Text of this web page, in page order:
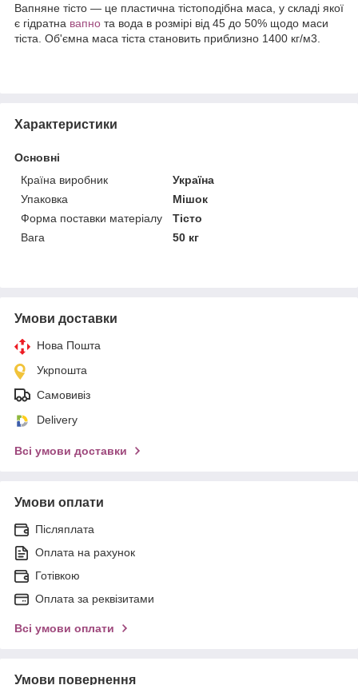
Вапняне тісто — це пластична тістоподібна маса, у складі якої
є гідратна вапно та вода в розмірі від 45 до 50% щодо маси
тіста. Об'ємна маса тіста становить приблизно 1400 кг/м3.
Характеристики
Основні
Країна виробник
Україна
Упаковка
Мішок
Форма поставки матеріалу
Тісто
Вага
50 кг
Умови доставки
Нова Пошта
Укрпошта
Самовивіз
Delivery
Всі умови доставки
Умови оплати
Післяплата
Оплата на рахунок
Готівкою
Оплата за реквізитами
Всі умови оплати
Умови повернення